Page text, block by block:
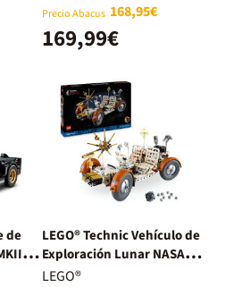
Precio Abacus 168,95€
169,99€
de
de
LEGO® Technic Vehículo de
Exploración Lunar NASA
Apollo 42182
LEGO®